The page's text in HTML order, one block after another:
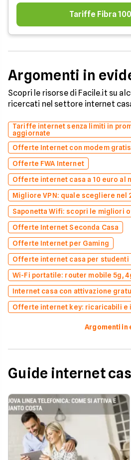
Tariffe Fibra
Argomenti in
Scopri le risorse di Facile.it su
ricercati nel settore internet
Tariffe internet senza limiti in
aggiornate
Offerte Internet con modem
Offerte FWA Internet
Offerte internet casa a 10 euro al
Migliore VPN: quale scegliere nel
Saponetta Wifi: scopri le migliori
Offerte Internet Seconda Casa
Offerte Internet per Gaming
Offerte internet casa per studenti
Wi-Fi portatile: router mobile 5g,
Internet casa con attivazione
Offerte internet key: ricaricabili e
Argomenti in
Guide internet